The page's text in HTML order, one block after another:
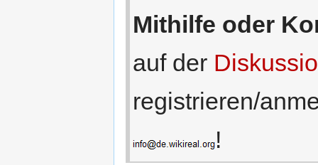
Mithilfe oder
auf der
registrieren/
!